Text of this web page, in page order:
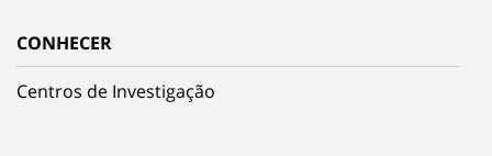
CONHECER
Centros de Investigação